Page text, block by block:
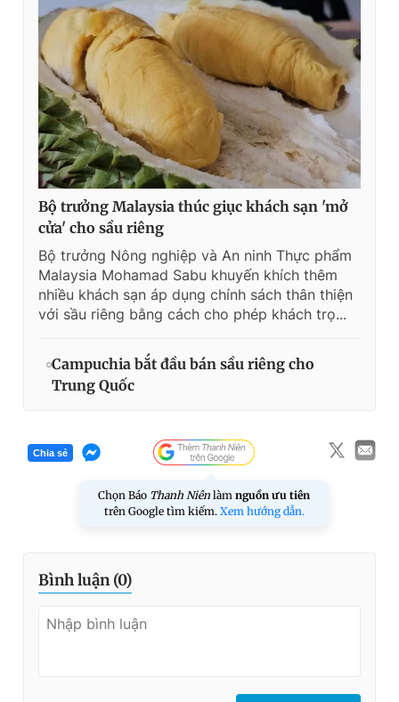
Bộ trưởng Malaysia thúc giục khách sạn 'mở
cửa' cho sầu riêng
Bộ trưởng Nông nghiệp và An ninh Thực phẩm
Malaysia Mohamad Sabu khuyến khích thêm
nhiều khách sạn áp dụng chính sách thân thiện
với sầu riêng bằng cách cho phép khách trọ...
Campuchia bắt đầu bán sầu riêng cho
Trung Quốc
Chia sẻ
Chọn Báo Thanh Niên làm nguồn ưu tiên
trên Google tìm kiếm. Xem hướng dẫn.
Bình luận (0)